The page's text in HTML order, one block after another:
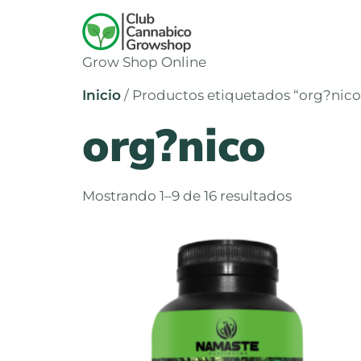
Grow Shop Online
Inicio / Productos etiquetados
org?nico
Mostrando 1–9 de 16 resultados